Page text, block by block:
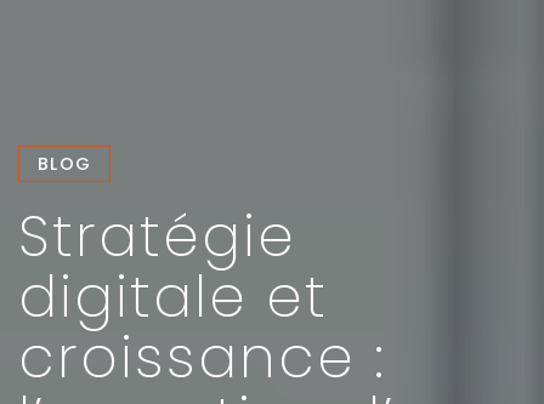
BLOG
Stratégie
digitale et
croissance :